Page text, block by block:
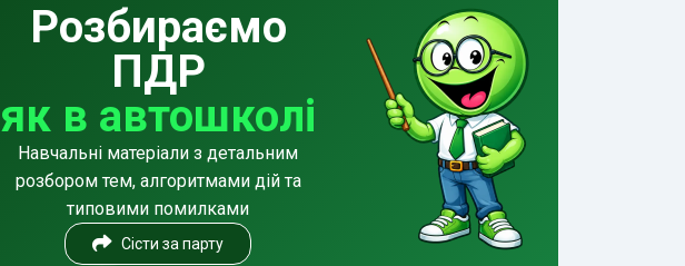
Розбираємо
ПДР
як в автошколі
Навчальні матеріали з детальним
розбором тем, алгоритмами дій та
типовими помилками
Сісти за парту